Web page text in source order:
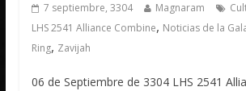
7 septiembre, 3304 Magnaram
LHS 2541 Alliance Combine, Noticias de la
Ring, Zavijah
06 de Septiembre de 3304 LHS 2541